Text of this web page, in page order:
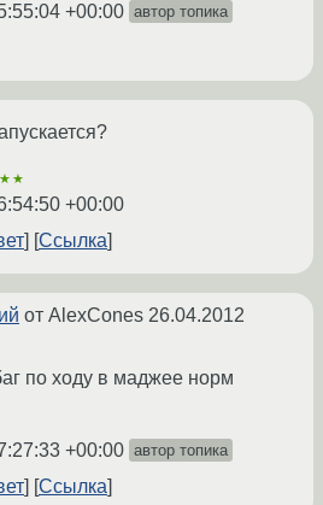
+00:00 автор топика
+00:00
Ссылка
от AlexCones 26.04.2012
по ходу в маджее норм
+00:00 автор топика
Ссылка